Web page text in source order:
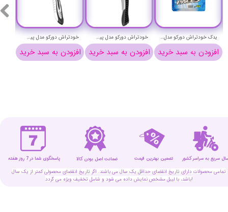
خودتراش دورکو مدل پیس 4 تکی - DORCO PACE 4 disposable
افزودن به سبد خرید افزودن به سبد خرید
خودتراش ژیلت مدل فیوژن 5 - Gillette Fusion 5
افزودن به سبد خرید
تمامی محصولات دارای تاریخ انقضای حداقل یک سال می باشند. اگر تاریخ انقضای محصولی کمتر از یک سال
باشد، با لیبل مشخص نمایش داده می شود و شامل تخفیف ویژه می گردد!
ضمانت اصل بودن کالا تضمین بهترین قیمت پاسخگوی شما در 7 روز هفته سریع به سراسر کشور